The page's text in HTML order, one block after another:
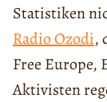
Statistiken
Radio Ozodi,
Free Europe,
Aktivisten